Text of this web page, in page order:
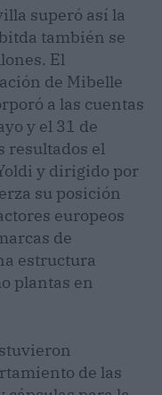
superó así la
también se
El
de Mibelle
a las cuentas
y el 31 de
resultados el
y dirigido por
su posición
europeos
de
estructura
plantas en
de las